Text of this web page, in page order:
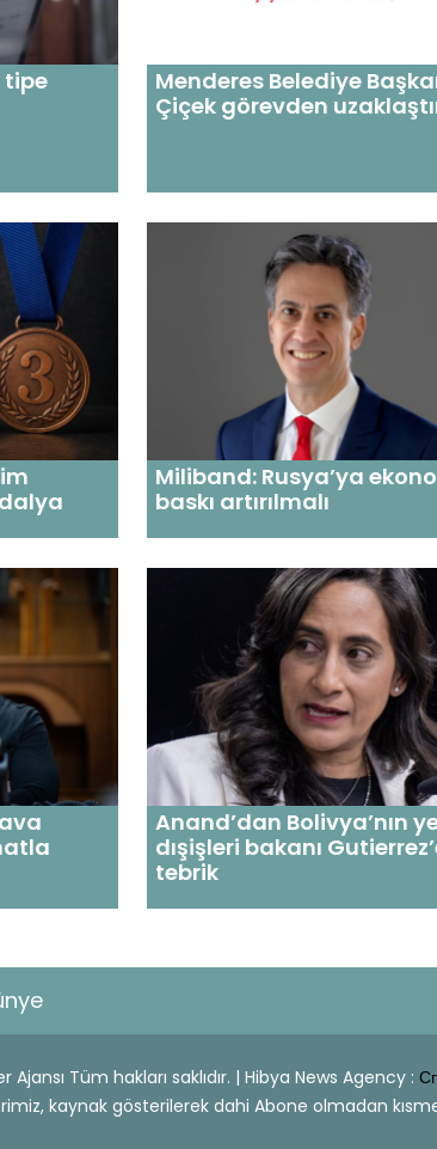
tipe
Menderes Belediye
Çiçek görevden
Miliband: Rusya’ya
baskı artırılmalı
Anand’dan Bolivya’nın
dışişleri bakanı
tebrik
Tüm hakları saklıdır. | Hibya News Agency :
kaynak gösterilerek dahi Abone olmadan